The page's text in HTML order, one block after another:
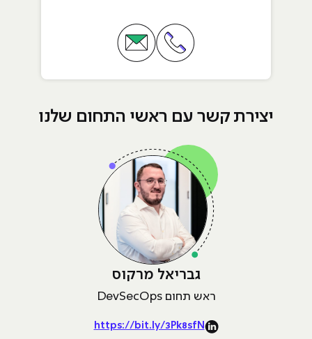
טלפון השמה Placementאימייל השמה Placement
יצירת קשר עם ראשי התחום שלנו
גבריאל מרקוס
ראש תחום DevSecOps
https://bit.ly/3Pk8sfN